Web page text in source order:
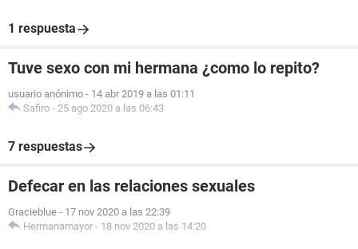
1 respuesta
Tuve sexo con mi hermana ¿como lo repito?
usuario anónimo - 14 abr 2019 a las 01:11
Safiro - 25 ago 2020 a las 06:43
7 respuestas
Defecar en las relaciones sexuales
Gracieblue - 17 nov 2020 a las 22:39
Hermanamayor - 18 nov 2020 a las 14:20